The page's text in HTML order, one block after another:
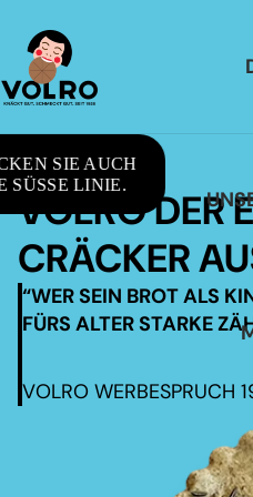
SIE AUCH
SÜSSE LINIE.
VOLRO DER
CRÄCKER
“WER SEIN BROT ALS
FÜRS ALTER STARKE
VOLRO WERBESPRUCH